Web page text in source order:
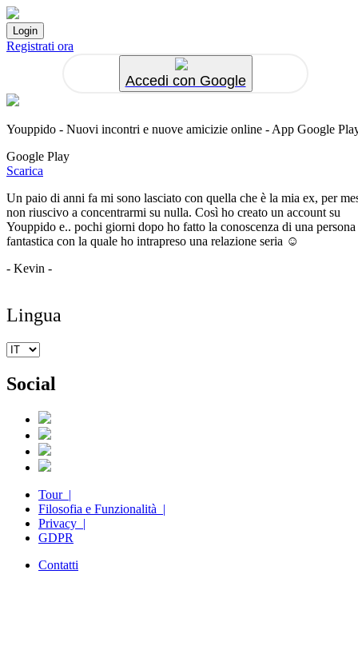
Registrati ora
Accedi con Google
Youppido - Nuovi incontri e nuove amicizie online - App Google
Google Play
Scarica
Un paio di anni fa mi sono lasciato con quella che è la mia ex, per
non riuscivo a concentrarmi su nulla. Così ho creato un account su
Youppido e.. pochi giorni dopo ho fatto la conoscenza di una persona
fantastica con la quale ho intrapreso una relazione seria ☺️
- Kevin -
Lingua
Social
Tour |
Filosofia e Funzionalità |
Privacy |
GDPR
Contatti